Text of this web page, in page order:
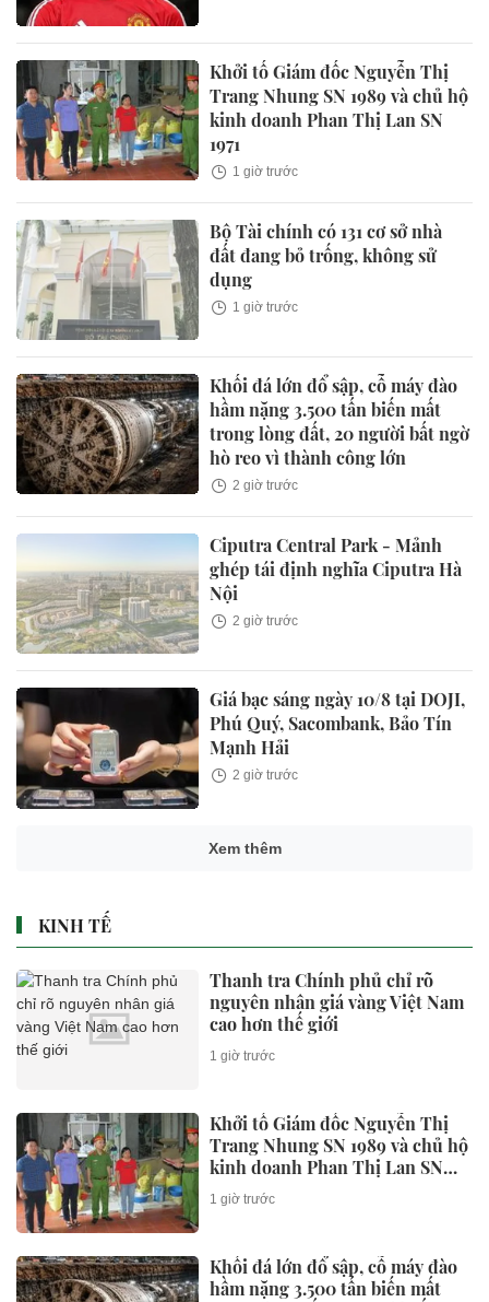
Khởi tố Giám đốc Nguyễn Thị
Trang Nhung SN 1989 và chủ hộ
kinh doanh Phan Thị Lan SN
1971
1 giờ trước
Bộ Tài chính có 131 cơ sở nhà
đất đang bỏ trống, không sử
dụng
1 giờ trước
Khối đá lớn đổ sập, cỗ máy đào
hầm nặng 3.500 tấn biến mất
trong lòng đất, 20 người bất ngờ
hò reo vì thành công lớn
2 giờ trước
Ciputra Central Park - Mảnh
ghép tái định nghĩa Ciputra Hà
Nội
2 giờ trước
Giá bạc sáng ngày 10/8 tại DOJI,
Phú Quý, Sacombank, Bảo Tín
Mạnh Hải
2 giờ trước
Xem thêm
KINH TẾ
Thanh tra Chính phủ chỉ rõ
nguyên nhân giá vàng Việt Nam
cao hơn thế giới
1 giờ trước
Khởi tố Giám đốc Nguyễn Thị
Trang Nhung SN 1989 và chủ hộ
kinh doanh Phan Thị Lan SN
1971
1 giờ trước
Khối đá lớn đổ sập, cỗ máy đào
hầm nặng 3.500 tấn biến mất